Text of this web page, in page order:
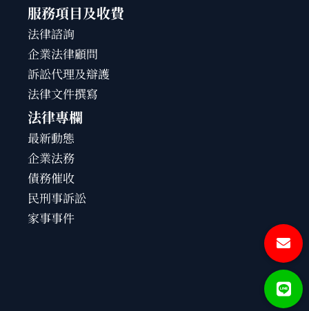
服務項目及收費
法律諮詢
企業法律顧問
訴訟代理及辯護
法律文件撰寫
法律專欄
最新動態
企業法務
債務催收
民刑事訴訟
家事事件